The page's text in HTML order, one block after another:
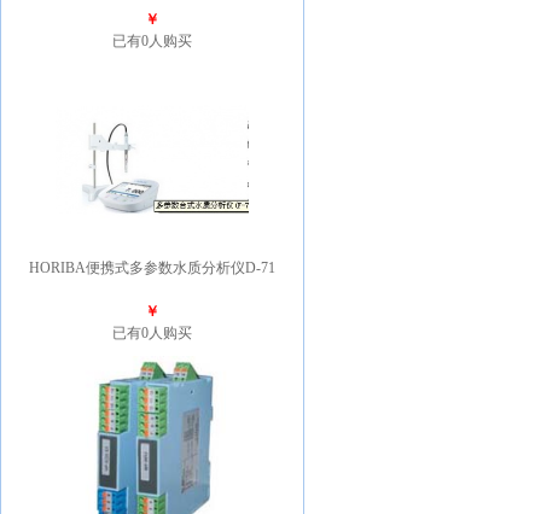
￥
已有0人购买
HORIBA便携式多参数水质分析仪D-71
￥
已有0人购买